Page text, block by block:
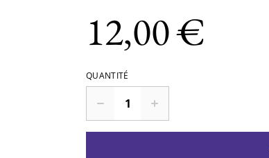
12,00 €
QUANTITÉ